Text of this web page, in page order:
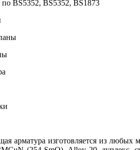
BS5352, BS5352, BS1873
арматура изготовляется из